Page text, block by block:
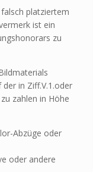
platziertem
ist ein
zu
in Ziff.V.1.oder
zahlen in Höhe
Abzüge oder
oder andere